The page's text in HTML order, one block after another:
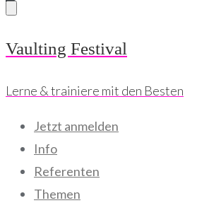
Skip
content
Vaulting Festival
Lerne & trainiere mit den Besten
Jetzt anmelden
Info
Referenten
Themen